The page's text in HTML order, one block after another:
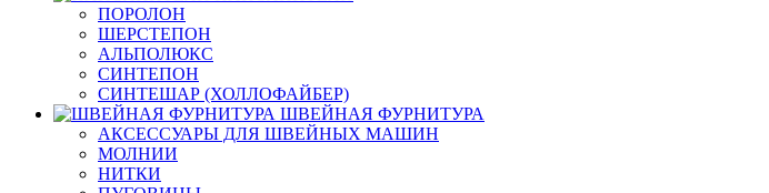
ПОРОЛОН
ШЕРСТЕПОН
АЛЬПОЛЮКС
СИНТЕПОН
СИНТЕШАР (ХОЛЛОФАЙБЕР)
ШВЕЙНАЯ ФУРНИТУРА
АКСЕССУАРЫ ДЛЯ ШВЕЙНЫХ МАШИН
МОЛНИИ
НИТКИ